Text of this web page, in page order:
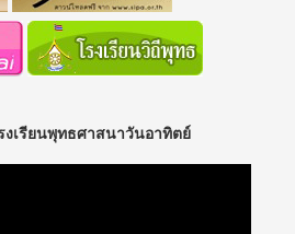
งเรียนพุทธศาสนาวันอาทิตย์